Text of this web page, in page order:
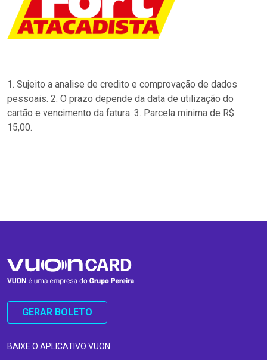
1. Sujeito a analise de credito e comprovação de dados
pessoais. 2. O prazo depende da data de utilização do
cartão e vencimento da fatura. 3. Parcela minima de R$
15,00.
GERAR BOLETO
BAIXE O APLICATIVO VUON